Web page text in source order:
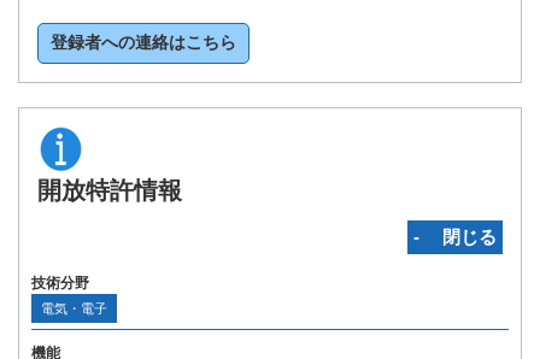
登録者への連絡はこちら
開放特許情報
‐ 閉じる
技術分野
電気・電子
機能